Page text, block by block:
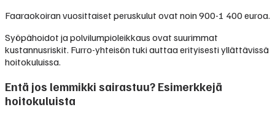
Faaraokoiran vuosittaiset peruskulut ovat noin 900-1 400 euroa.
Syöpähoidot ja polvilumpioleikkaus ovat suurimmat
kustannusriskit. Furro-yhteisön tuki auttaa erityisesti yllättävissä
hoitokuluissa.
Entä jos lemmikki sairastuu? Esimerkkejä
hoitokuluista